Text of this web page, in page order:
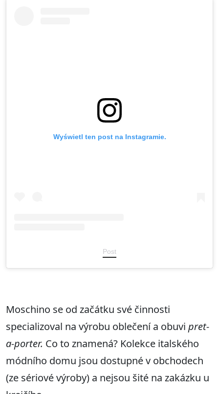
Wyświetl ten post na Instagramie.
Post
Moschino se od začátku své činnosti
specializoval na výrobu oblečení a obuvi pret-
a-porter. Co to znamená? Kolekce italského
módního domu jsou dostupné v obchodech
(ze sériové výroby) a nejsou šité na zakázku u